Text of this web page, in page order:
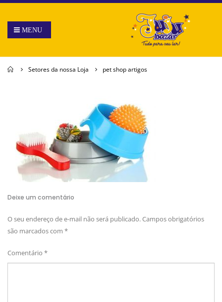
Home
Setores da nossa Loja pet shop artigos
Deixe um comentário
O seu endereço de e-mail não será publicado.Campos obrigatórios
são marcados com *
Comentário *